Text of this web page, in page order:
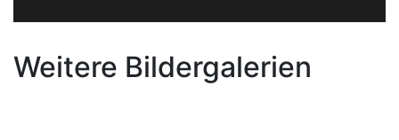
Weitere Bildergalerien